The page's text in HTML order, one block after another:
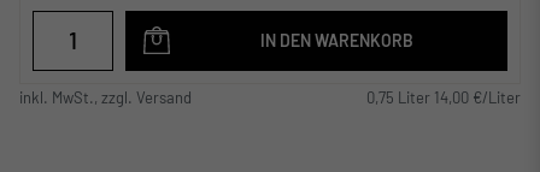
IN DEN WARENKORB
inkl. MwSt., zzgl. Versand 0,75 Liter 14,00 €/Liter